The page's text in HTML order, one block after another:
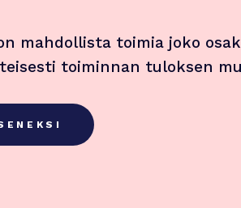
mahdollista toimia joko
toiminnan tuloksen